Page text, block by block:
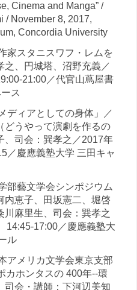
Cinema and Manga” /
/ November 8, 2017,
Concordia University
家スタニスワフ・レムを
之、円城塔、沼野充義／
21:00／代官山蔦屋書
ス
ディアとしての身体」／
どうやって演劇を作るの
、司会：巽孝之／2017年
／慶應義塾大学 三田キャ
部藝文学会シンポジウム
内恵子、田坂憲二、堀啓
川麻里生、司会：巽孝之
14:45-17:00／慶應義塾大
ル
アメリカ文学会東京支部
カホンタスの 400年--環
司会・講師：下河辺美知